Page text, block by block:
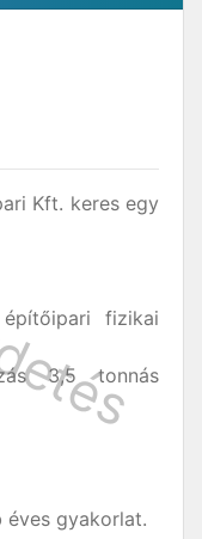
Kft. keres egy
építőipari fizikai
3,5 tonnás
gyakorlat.